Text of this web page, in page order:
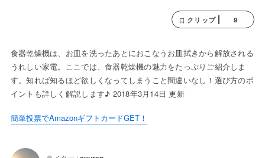
クリップ 9
食器乾燥機は、お皿を洗ったあとにおこなうお皿拭きから解放される
うれしい家電。ここでは、食器乾燥機の魅力をたっぷりご紹介しま
す。知れば知るほど欲しくなってしまうこと間違いなし！選び方のポ
イントも詳しく解説します♪ 2018年3月14日 更新
簡単投票でAmazonギフトカードGET！